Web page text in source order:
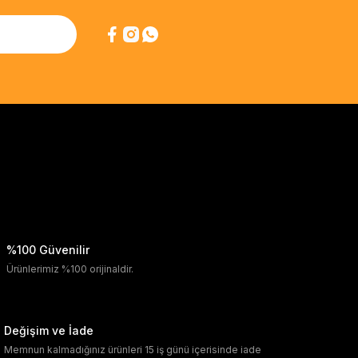
%100 Güvenilir
Ürünlerimiz %100 orijinaldir.
Değişim ve İade
Memnun kalmadığınız ürünleri 15 iş günü içerisinde iade